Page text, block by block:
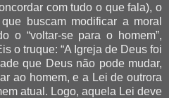
com tudo o que fala), o
buscam modificar a moral
o “voltar-se para o homem”,
o truque: “A Igreja de Deus foi
que Deus não pode mudar,
ao homem, e a Lei de outrora
atual. Logo, aquela Lei deve